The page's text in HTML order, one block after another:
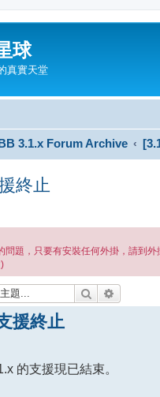
球
真實天堂
3.1.x Forum Archive
終止
題，只要有安裝任何外掛，請到外
搜尋
援終止
的支援現已結束。